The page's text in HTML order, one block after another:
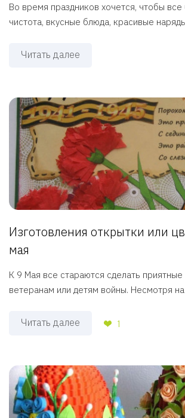
Во время праздников хочется, чтобы
чистота, вкусные блюда, красивые
Читать далее
Изготовления открытки или
мая
К 9 Мая все стараются сделать
ветеранам или детям войны. Несмотря на
Читать далее 1